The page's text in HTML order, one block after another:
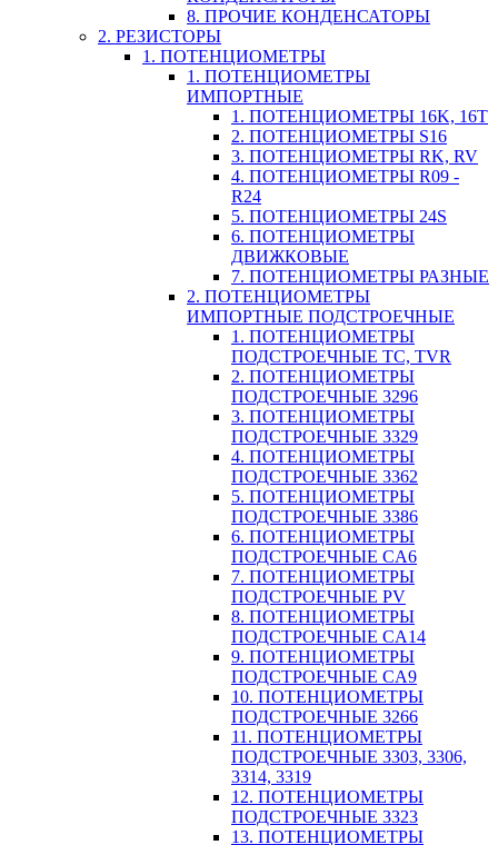
8. ПРОЧИЕ КОНДЕНСАТОРЫ
2. РЕЗИСТОРЫ
1. ПОТЕНЦИОМЕТРЫ
1. ПОТЕНЦИОМЕТРЫ
ИМПОРТНЫЕ
1. ПОТЕНЦИОМЕТРЫ 16K, 16T
2. ПОТЕНЦИОМЕТРЫ S16
3. ПОТЕНЦИОМЕТРЫ RK, RV
4. ПОТЕНЦИОМЕТРЫ R09 -
R24
5. ПОТЕНЦИОМЕТРЫ 24S
6. ПОТЕНЦИОМЕТРЫ
ДВИЖКОВЫЕ
7. ПОТЕНЦИОМЕТРЫ РАЗНЫЕ
2. ПОТЕНЦИОМЕТРЫ
ИМПОРТНЫЕ ПОДСТРОЕЧНЫЕ
1. ПОТЕНЦИОМЕТРЫ
ПОДСТРОЕЧНЫЕ TC, TVR
2. ПОТЕНЦИОМЕТРЫ
ПОДСТРОЕЧНЫЕ 3296
3. ПОТЕНЦИОМЕТРЫ
ПОДСТРОЕЧНЫЕ 3329
4. ПОТЕНЦИОМЕТРЫ
ПОДСТРОЕЧНЫЕ 3362
5. ПОТЕНЦИОМЕТРЫ
ПОДСТРОЕЧНЫЕ 3386
6. ПОТЕНЦИОМЕТРЫ
ПОДСТРОЕЧНЫЕ CA6
7. ПОТЕНЦИОМЕТРЫ
ПОДСТРОЕЧНЫЕ PV
8. ПОТЕНЦИОМЕТРЫ
ПОДСТРОЕЧНЫЕ CA14
9. ПОТЕНЦИОМЕТРЫ
ПОДСТРОЕЧНЫЕ CA9
10. ПОТЕНЦИОМЕТРЫ
ПОДСТРОЕЧНЫЕ 3266
11. ПОТЕНЦИОМЕТРЫ
ПОДСТРОЕЧНЫЕ 3303, 3306,
3314, 3319
12. ПОТЕНЦИОМЕТРЫ
ПОДСТРОЕЧНЫЕ 3323
13. ПОТЕНЦИОМЕТРЫ